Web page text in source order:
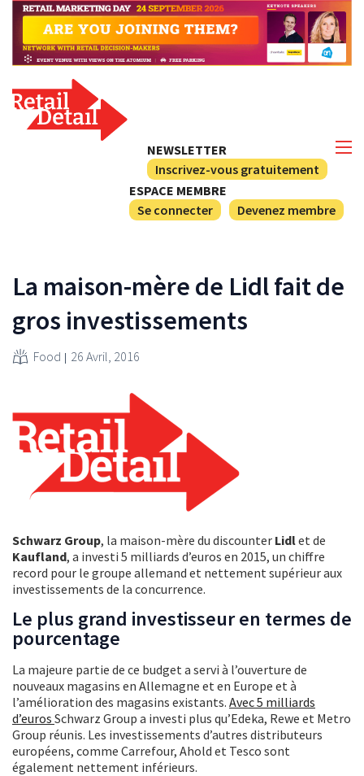
NEWSLETTER
Inscrivez-vous gratuitement
ESPACE MEMBRE
Se connecter
Devenez membre
La maison-mère de Lidl fait de
gros investissements
Food 26 Avril, 2016
Schwarz Group, la maison-mère du discounter Lidlet de
Kaufland, a investi 5 milliards d’euros en 2015, un chiffre
record pour le groupe allemand et nettement supérieur aux
investissements de la concurrence.
Le plus grand investisseur en termes de
pourcentage
La majeure partie de ce budget a servi à l’ouverture de
nouveaux magasins en Allemagne et en Europe et à
l’amélioration des magasins existants. Avec 5 milliards
d’euros Schwarz Group a investi plus qu’Edeka, Rewe et Metro
Group réunis. Les investissements d’autres distributeurs
européens, comme Carrefour, Ahold et Tesco sont
également nettement inférieurs.